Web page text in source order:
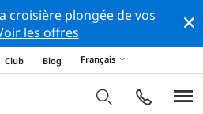
croisière plongée de vos
les offres
Club Blog Français